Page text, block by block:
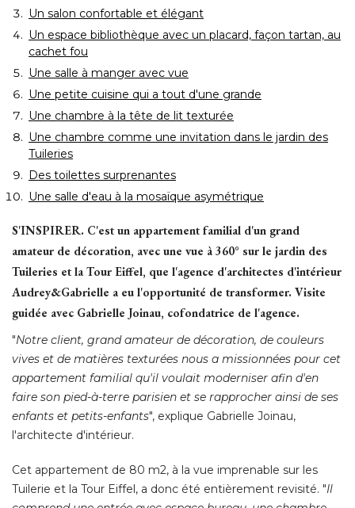
Un salon confortable et élégant
Un espace bibliothèque avec un placard, façon tartan, au
cachet fou
Une salle à manger avec vue
Une petite cuisine qui a tout d'une grande
Une chambre à la tête de lit texturée
Une chambre comme une invitation dans le jardin des
Tuileries
Des toilettes surprenantes
Une salle d'eau à la mosaïque asymétrique
S'INSPIRER. C'est un appartement familial d'un grand
amateur de décoration, avec une vue à 360° sur le jardin des
Tuileries et la Tour Eiffel, que l'agence d'architectes d'intérieur
Audrey&Gabrielle a eu l'opportunité de transformer. Visite
guidée avec Gabrielle Joinau, cofondatrice de l'agence.
"Notre client, grand amateur de décoration, de couleurs
vives et de matières texturées nous a missionnées pour cet
appartement familial qu'il voulait moderniser afin d'en
faire son pied-à-terre parisien et se rapprocher ainsi de ses
enfants et petits-enfants", explique Gabrielle Joinau,
l'architecte d'intérieur.
Cet appartement de 80 m2, à la vue imprenable sur les
Tuilerie et la Tour Eiffel, a donc été entièrement revisité. "Il